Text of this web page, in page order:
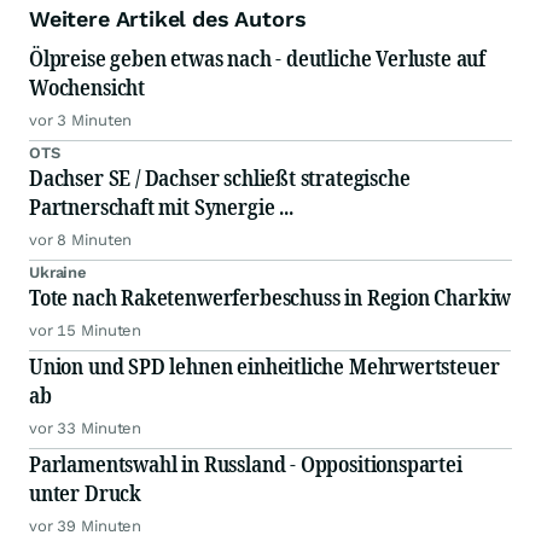
Weitere Artikel des Autors
Ölpreise geben etwas nach - deutliche Verluste auf
Wochensicht
vor 3 Minuten
OTS
Dachser SE / Dachser schließt strategische
Partnerschaft mit Synergie ...
vor 8 Minuten
Ukraine
Tote nach Raketenwerferbeschuss in Region Charkiw
vor 15 Minuten
Union und SPD lehnen einheitliche Mehrwertsteuer
ab
vor 33 Minuten
Parlamentswahl in Russland - Oppositionspartei
unter Druck
vor 39 Minuten